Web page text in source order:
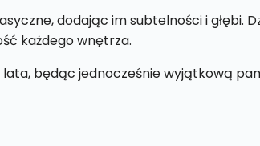
dodając im subtelności i głębi.
każdego wnętrza.
będąc jednocześnie wyjątkową